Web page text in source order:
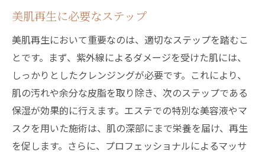
紫外線対策も万全！台東区の駅近エステで新た
な肌の輝きを発見
紫外線対策に特化したエステ施術
駅近エステの施術内容とは
新たな肌の輝きを引き出す方法
シワ改善に効果的なエステプラン
台東区のエステでの体験談
エステで実現するトータルケア
美肌再生に必要なステップ
美肌再生において重要なのは、適切なステップを踏むこ
とです。まず、紫外線によるダメージを受けた肌には、
しっかりとしたクレンジングが必要です。これにより、
肌の汚れや余分な皮脂を取り除き、次のステップである
保湿が効果的に行えます。エステでの特別な美容液やマ
スクを用いた施術は、肌の深部にまで栄養を届け、再生
を促します。さらに、プロフェッショナルによるマッサ